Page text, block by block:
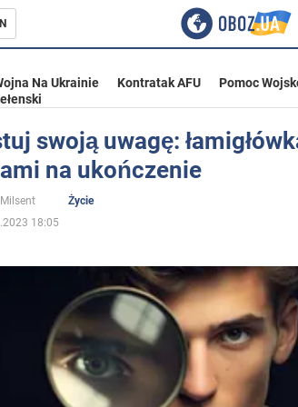
Ukrainie
Na Ukrainie Kontratak AFU Pomoc
swoją uwagę:
na ukończenie
Życie
18:05